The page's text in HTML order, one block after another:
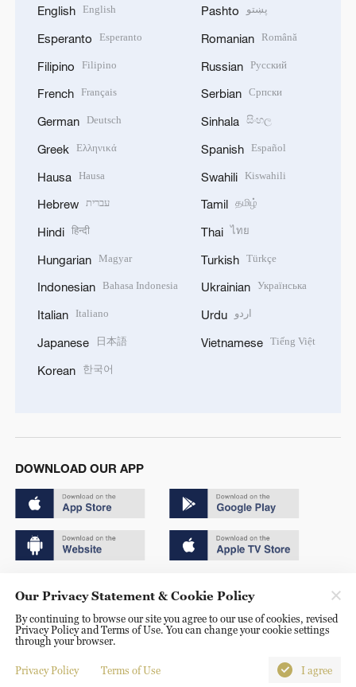
English English
Esperanto Esperanto
Filipino Filipino
French Français
German Deutsch
Greek Ελληνικά
Hausa Hausa
Hebrew עברית
Hindi हिन्दी
Hungarian Magyar
Indonesian Bahasa Indonesia
Italian Italiano
Japanese 日本語
Korean 한국어
Pashto پښتو
Romanian Română
Russian Русский
Serbian Српски
Sinhala සිංහල
Spanish Español
Swahili Kiswahili
Tamil தமிழ்
Thai ไทย
Turkish Türkçe
Ukrainian Українська
Urdu اردو
Vietnamese Tiếng Việt
DOWNLOAD OUR APP
京ICP备20000184号
京公网安备 11010502050052号
Disinformation report hotline: 010-85061466
Our Privacy Statement & Cookie Policy
By continuing to browse our site you agree to our use of cookies, revised
Privacy Policy and Terms of Use. You can change your cookie settings
through your browser.
Privacy Policy Terms of Use I agree